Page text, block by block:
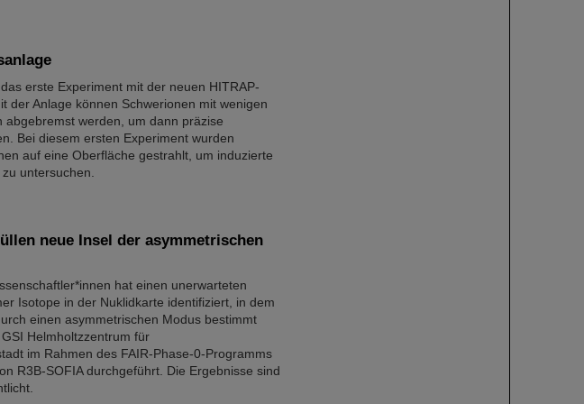
erste Experiment mit der neuen HITRAP-
der Anlage können Schwerionen mit wenigen
werden, um dann präzise
Bei diesem ersten Experiment wurden
auf eine Oberfläche gestrahlt, um induzierte
untersuchen.
neue Insel der asymmetrischen
hat einen unerwarteten
Isotope in der Nuklidkarte identifiziert, in dem
einen asymmetrischen Modus bestimmt
Helmholtzzentrum für
im Rahmen des FAIR-Phase-0-Programms
R3B-SOFIA durchgeführt. Die Ergebnisse sind